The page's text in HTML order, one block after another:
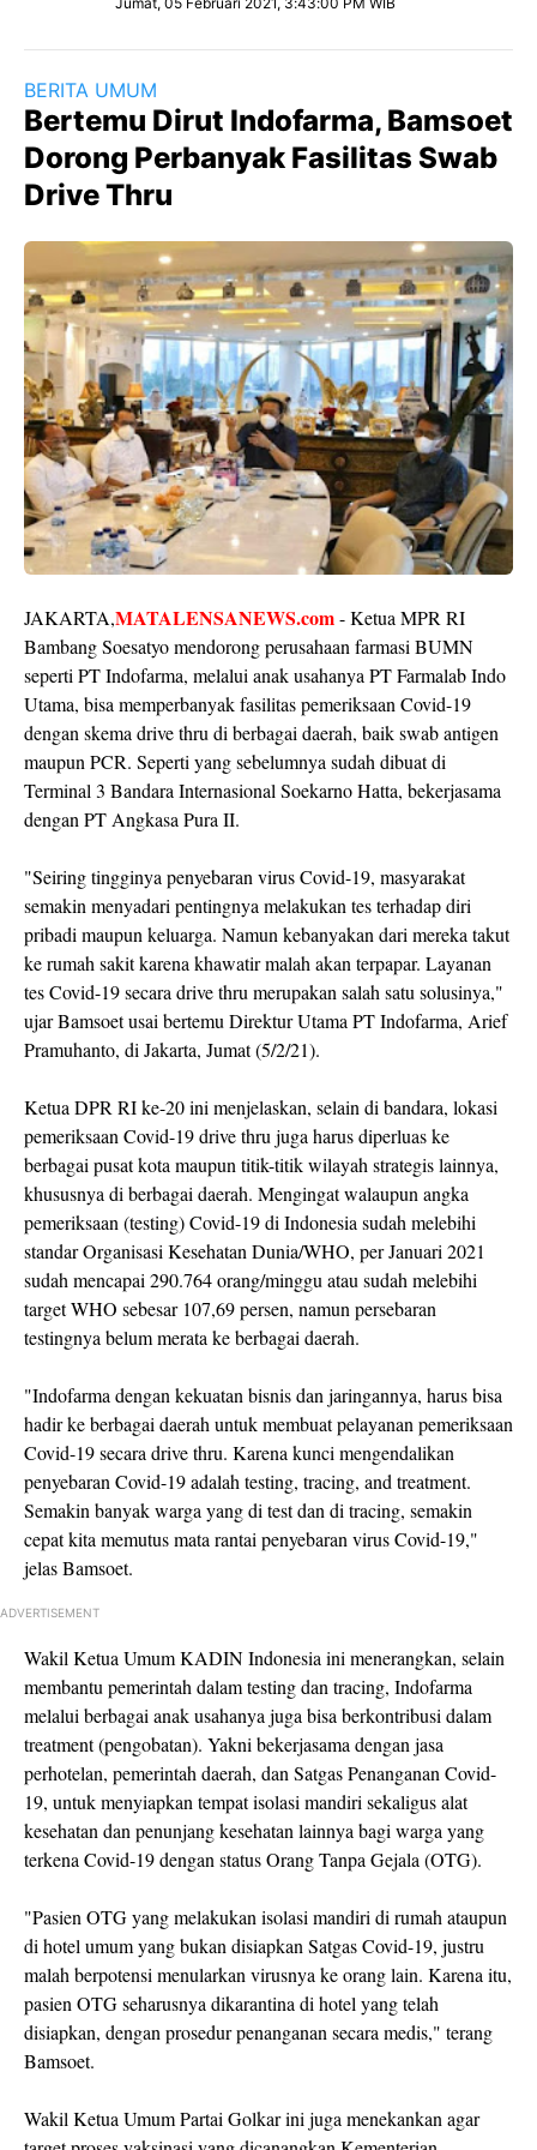
BERITA UMUM
Bertemu Dirut Indofarma, Bamsoet
Dorong Perbanyak Fasilitas Swab
Drive Thru
JAKARTA,MATALENSANEWS.com- Ketua MPR RI
Bambang Soesatyo mendorong perusahaan farmasi BUMN
seperti PT Indofarma, melalui anak usahanya PT Farmalab Indo
Utama, bisa memperbanyak fasilitas pemeriksaan Covid-19
dengan skema drive thru di berbagai daerah, baik swab antigen
maupun PCR. Seperti yang sebelumnya sudah dibuat di
Terminal 3 Bandara Internasional Soekarno Hatta, bekerjasama
dengan PT Angkasa Pura II.
"Seiring tingginya penyebaran virus Covid-19, masyarakat
semakin menyadari pentingnya melakukan tes terhadap diri
pribadi maupun keluarga. Namun kebanyakan dari mereka takut
ke rumah sakit karena khawatir malah akan terpapar. Layanan
tes Covid-19 secara drive thru merupakan salah satu solusinya,"
ujar Bamsoet usai bertemu Direktur Utama PT Indofarma, Arief
Pramuhanto, di Jakarta, Jumat (5/2/21).
Ketua DPR RI ke-20 ini menjelaskan, selain di bandara, lokasi
pemeriksaan Covid-19 drive thru juga harus diperluas ke
berbagai pusat kota maupun titik-titik wilayah strategis lainnya,
khususnya di berbagai daerah. Mengingat walaupun angka
pemeriksaan (testing) Covid-19 di Indonesia sudah melebihi
standar Organisasi Kesehatan Dunia/WHO, per Januari 2021
sudah mencapai 290.764 orang/minggu atau sudah melebihi
target WHO sebesar 107,69 persen, namun persebaran
testingnya belum merata ke berbagai daerah.
"Indofarma dengan kekuatan bisnis dan jaringannya, harus bisa
hadir ke berbagai daerah untuk membuat pelayanan pemeriksaan
Covid-19 secara drive thru. Karena kunci mengendalikan
penyebaran Covid-19 adalah testing, tracing, and treatment.
Semakin banyak warga yang di test dan di tracing, semakin
cepat kita memutus mata rantai penyebaran virus Covid-19,"
jelas Bamsoet.
ADVERTISEMENT
Wakil Ketua Umum KADIN Indonesia ini menerangkan, selain
membantu pemerintah dalam testing dan tracing, Indofarma
melalui berbagai anak usahanya juga bisa berkontribusi dalam
treatment (pengobatan). Yakni bekerjasama dengan jasa
perhotelan, pemerintah daerah, dan Satgas Penanganan Covid-
19, untuk menyiapkan tempat isolasi mandiri sekaligus alat
kesehatan dan penunjang kesehatan lainnya bagi warga yang
terkena Covid-19 dengan status Orang Tanpa Gejala (OTG).
"Pasien OTG yang melakukan isolasi mandiri di rumah ataupun
di hotel umum yang bukan disiapkan Satgas Covid-19, justru
malah berpotensi menularkan virusnya ke orang lain. Karena itu,
pasien OTG seharusnya dikarantina di hotel yang telah
disiapkan, dengan prosedur penanganan secara medis," terang
Bamsoet.
Wakil Ketua Umum Partai Golkar ini juga menekankan agar